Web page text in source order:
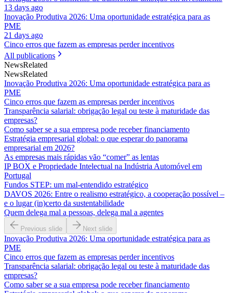
13 days ago
Inovação Produtiva 2026: Uma oportunidade estratégica para as
PME
21 days ago
Cinco erros que fazem as empresas perder incentivos
All publications
NewsRelated
NewsRelated
Inovação Produtiva 2026: Uma oportunidade estratégica para as
PME
Cinco erros que fazem as empresas perder incentivos
Transparência salarial: obrigação legal ou teste à maturidade das
empresas?
Como saber se a sua empresa pode receber financiamento
Estratégia empresarial global: o que esperar do panorama
empresarial em 2026?
As empresas mais rápidas vão “comer” as lentas
IP BOX e Propriedade Intelectual na Indústria Automóvel em
Portugal
Fundos STEP: um mal-entendido estratégico
DAVOS 2026: Entre o realismo estratégico, a cooperação possível –
e o lugar (in)certo da sustentabilidade
Quem delega mal a pessoas, delega mal a agentes
Previous slide Next slide
Inovação Produtiva 2026: Uma oportunidade estratégica para as
PME
Cinco erros que fazem as empresas perder incentivos
Transparência salarial: obrigação legal ou teste à maturidade das
empresas?
Como saber se a sua empresa pode receber financiamento